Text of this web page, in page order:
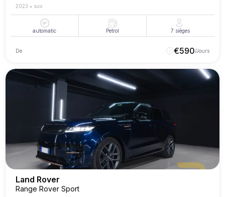
2023 • suv
automatic Petrol 7 sièges
De €590/Jours
Land Rover
Range Rover Sport